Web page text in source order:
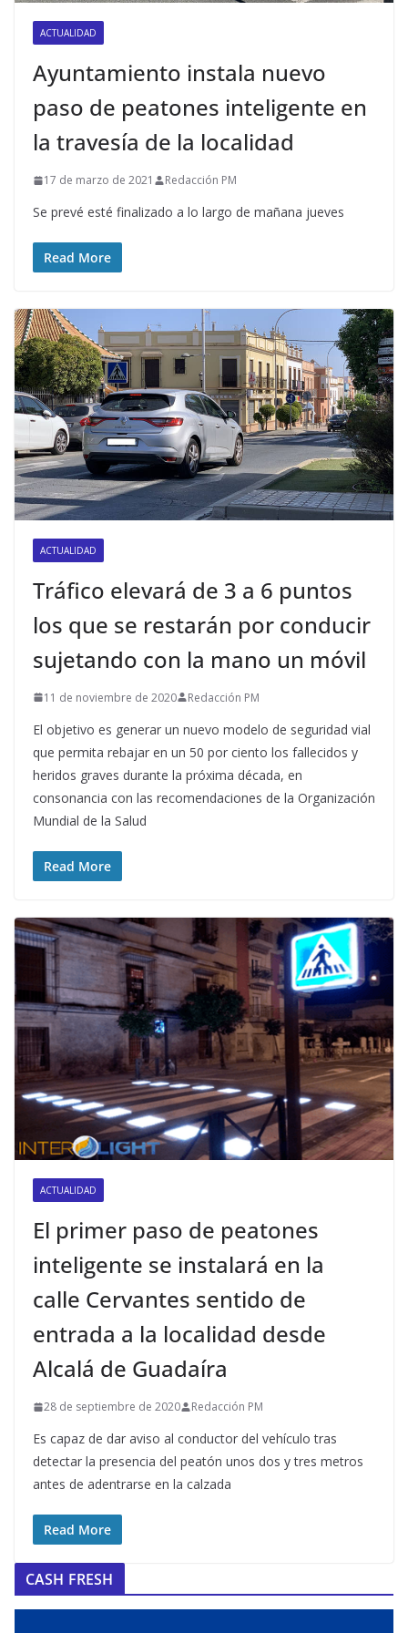
ACTUALIDAD
Ayuntamiento instala nuevo
paso de peatones inteligente en
la travesía de la localidad
17 de marzo de 2021 Redacción PM
Se prevé esté finalizado a lo largo de mañana jueves
Read More
ACTUALIDAD
Tráfico elevará de 3 a 6 puntos
los que se restarán por conducir
sujetando con la mano un móvil
11 de noviembre de 2020 Redacción PM
El objetivo es generar un nuevo modelo de seguridad vial
que permita rebajar en un 50 por ciento los fallecidos y
heridos graves durante la próxima década, en
consonancia con las recomendaciones de la Organización
Mundial de la Salud
Read More
ACTUALIDAD
El primer paso de peatones
inteligente se instalará en la
calle Cervantes sentido de
entrada a la localidad desde
Alcalá de Guadaíra
28 de septiembre de 2020 Redacción PM
Es capaz de dar aviso al conductor del vehículo tras
detectar la presencia del peatón unos dos y tres metros
antes de adentrarse en la calzada
Read More
CASH FRESH